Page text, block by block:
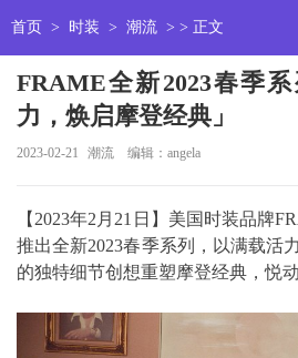
首页 > 时装 > 潮流 > > 正文
FRAME全新2023春季
力，焕启摩登经典」
2023-02-21 潮流 编辑：angela
【2023年2月21日】美国时装品牌
推出全新2023春季系列，以满载活
的独特细节创想重塑摩登经典，悦